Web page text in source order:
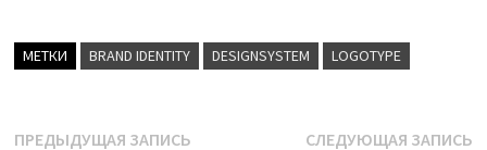
МЕТКИ BRAND IDENTITY DESIGNSYSTEM LOGOTYPE
ПРЕДЫДУЩАЯ ЗАПИСЬ СЛЕДУЮЩАЯ ЗАПИСЬ